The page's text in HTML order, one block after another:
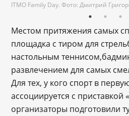
ITMO Family Day. Фото: Дмитрий
Местом притяжения самых
площадка с тиром для
настольным
развлечением для самых
Для тех, у кого спорт в
ассоциируется с приставкой
организаторы подготовили